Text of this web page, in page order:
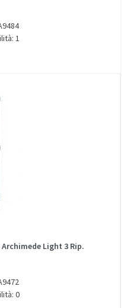
1
Light 3 Rip.
0